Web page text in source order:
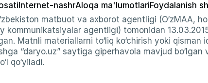
Internet-nashrAloqa ma'lumotlariFoydalanish
matbuot va axborot agentligi (O‘zMAA,
kommunikatsiyalar agentligi) tomonidan
Matnli materiallarni to‘liq ko‘chirish yoki
“daryo.uz” saytiga giperhavola mavjud
qo‘yiladi.